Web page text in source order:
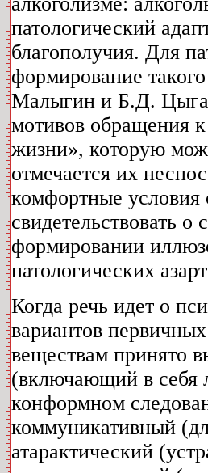
патологический
благополучия. Для
формирование
Малыгин и Б.Д.
мотивов обращения
жизни», которую
отмечается их
комфортные
свидетельствовать
формировании
патологических
Когда речь идет о
вариантов
веществам принято
(включающий в себя
конформном
коммуникативный
атарактический